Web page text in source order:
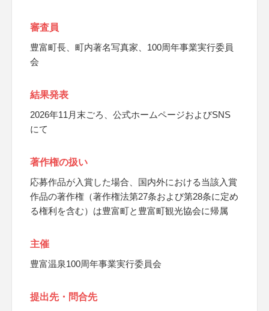
審査員
豊富町長、町内著名写真家、100周年事業実行委員
会
結果発表
2026年11月末ごろ、公式ホームページおよびSNS
にて
著作権の扱い
応募作品が入賞した場合、国内外における当該入賞
作品の著作権（著作権法第27条および第28条に定め
る権利を含む）は豊富町と豊富町観光協会に帰属
主催
豊富温泉100周年事業実行委員会
提出先・問合先